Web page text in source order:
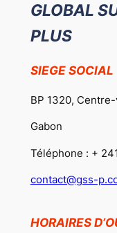
GLOBAL
PLUS
SIEGE SOCIAL
BP 1320,
Gabon
Téléphone : +
contact@gss-
HORAIRES